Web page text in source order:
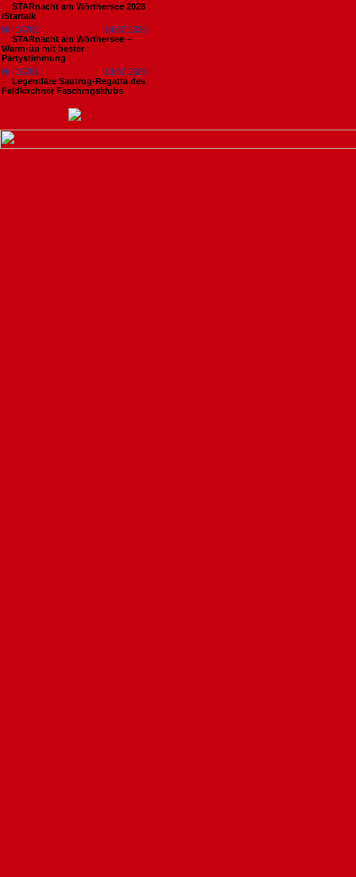
STARnacht am Wörthersee 2026
/Startalk
Nr. 18762
14.07.2026
STARnacht am Wörthersee –
Warm-up mit bester
Partystimmung
Nr. 18761
13.07.2026
Legendäre Sautrog-Regatta des
Feldkirchner Faschingsklubs